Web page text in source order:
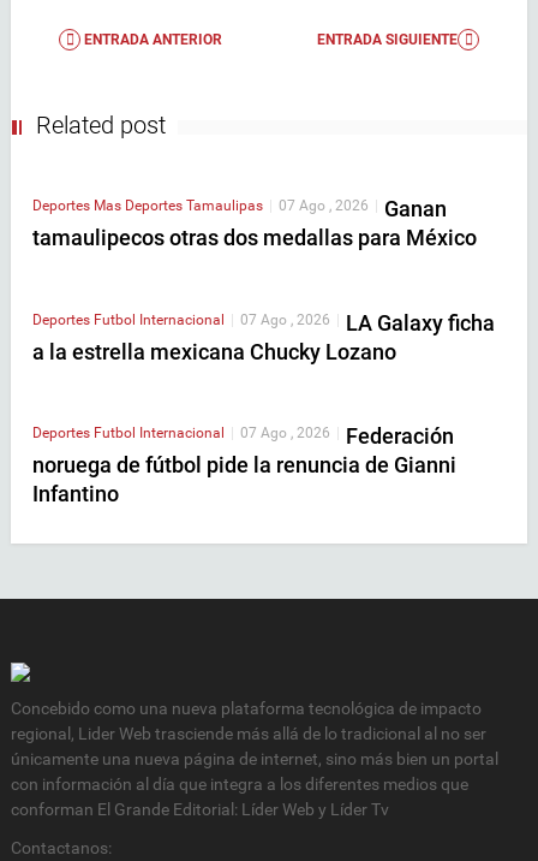
ENTRADA ANTERIOR ENTRADA SIGUIENTE
Related post
Deportes Mas Deportes Tamaulipas 07 Ago , 2026
Ganan
tamaulipecos otras dos medallas para México
Deportes Futbol Internacional | 07 Ago , 2026 | LA Galaxy ficha
a la estrella mexicana Chucky Lozano
Deportes Futbol Internacional 07 Ago , 2026
Federación
noruega de fútbol pide la renuncia de Gianni
Infantino
Concebido como una nueva plataforma tecnológica de impacto
regional, Lider Web trasciende más allá de lo tradicional al no ser
únicamente una nueva página de internet, sino más bien un portal
con información al día que integra a los diferentes medios que
conforman El Grande Editorial: Líder Web y Líder Tv
Contactanos: